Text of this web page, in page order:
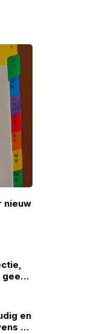
nieuw
geen
zijn
en
op